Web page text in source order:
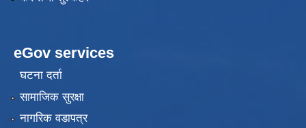
eGov services
घटना दर्ता
सामाजिक सुरक्षा
नागरिक वडापत्र